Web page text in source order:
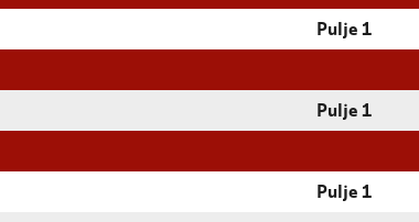
Pulje 1
Pulje 1
Pulje 1